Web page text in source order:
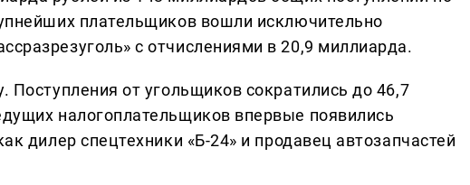
плательщиков вошли исключительно
с отчислениями в 20,9 миллиарда.
Поступления от угольщиков сократились до 46,7
налогоплательщиков впервые появились
дилер спецтехники «Б-24» и продавец автозапчастей